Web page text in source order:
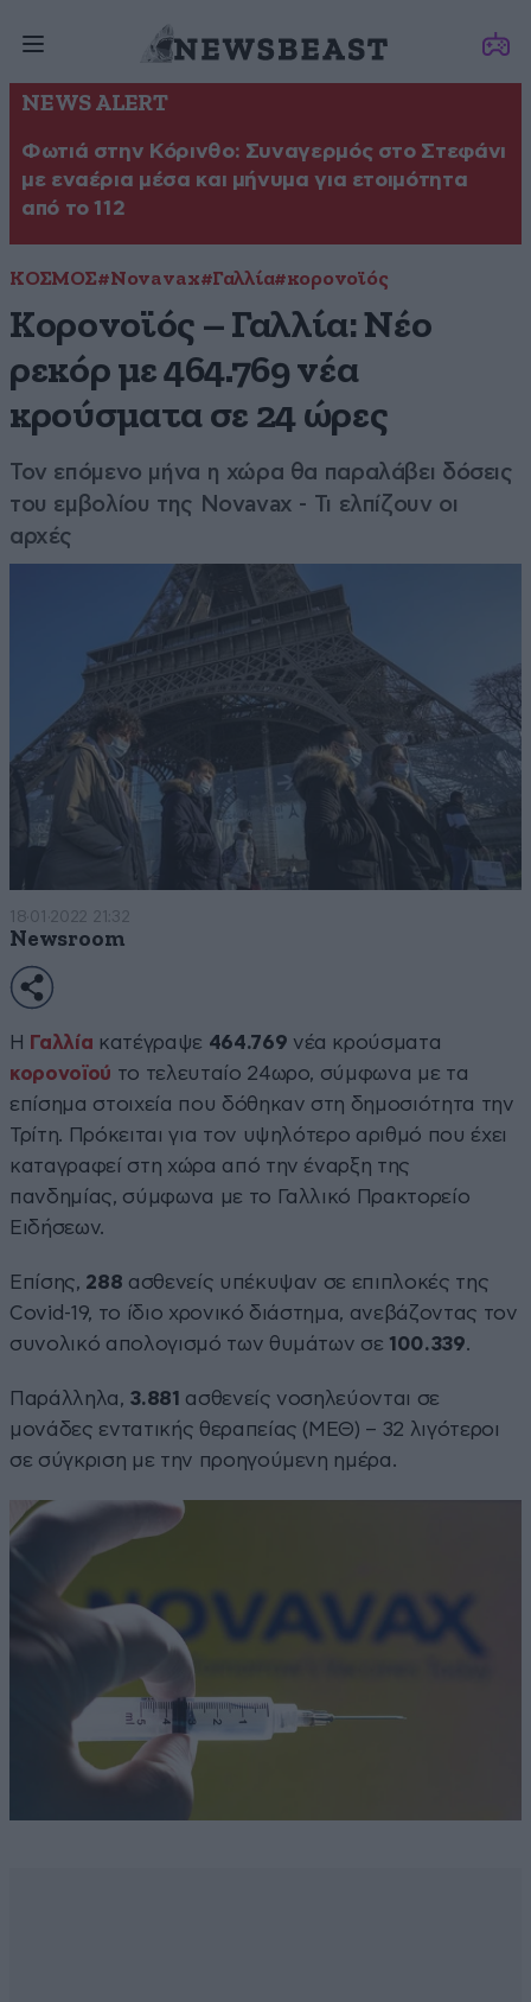
NEWS ALERT
Φωτιά στην Κόρινθο: Συναγερμός στο Στεφάνι
με εναέρια μέσα και μήνυμα για ετοιμότητα
από το 112
ΚΟΣΜΟΣ#Novavax#Γαλλία#κορονοϊός
Κορονοϊός – Γαλλία: Νέο
ρεκόρ με 464.769 νέα
κρούσματα σε 24 ώρες
Τον επόμενο μήνα η χώρα θα παραλάβει δόσεις
του εμβολίου της Novavax - Τι ελπίζουν οι
αρχές
18·01·2022 21:32
Newsroom
Η Γαλλία κατέγραψε 464.769 νέα κρούσματα
κορονοϊού το τελευταίο 24ωρο, σύμφωνα με τα
επίσημα στοιχεία που δόθηκαν στη δημοσιότητα την
Τρίτη. Πρόκειται για τον υψηλότερο αριθμό που έχει
καταγραφεί στη χώρα από την έναρξη της
πανδημίας, σύμφωνα με το Γαλλικό Πρακτορείο
Ειδήσεων.
Επίσης, 288 ασθενείς υπέκυψαν σε επιπλοκές της
Covid-19, το ίδιο χρονικό διάστημα, ανεβάζοντας τον
συνολικό απολογισμό των θυμάτων σε 100.339.
Παράλληλα, 3.881 ασθενείς νοσηλεύονται σε
μονάδες εντατικής θεραπείας (ΜΕΘ) – 32 λιγότεροι
σε σύγκριση με την προηγούμενη ημέρα.